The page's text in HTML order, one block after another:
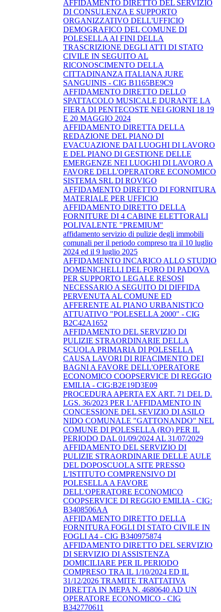
AFFIDAMENTO DIRETTO DEL SERVIZIO
DI CONSULENZA E SUPPORTO
ORGANIZZATIVO DELL'UFFICIO
DEMOGRAFICO DEL COMUNE DI
POLESELLA AI FINI DELLA
TRASCRIZIONE DEGLI ATTI DI STATO
CIVILE IN SEGUITO AL
RICONOSCIMENTO DELLA
CITTADINANZA ITALIANA JURE
SANGUINIS - CIG B1165BE9C9
AFFIDAMENTO DIRETTO DELLO
SPATTACOLO MUSICALE DURANTE LA
FIERA DI PENTECOSTE NEI GIORNI 18 19
E 20 MAGGIO 2024
AFFIDAMENTO DIRETTA DELLA
REDAZIONE DEL PIANO DI
EVACUAZIONE DAI LUOGHI DI LAVORO
E DEL PIANO DI GESTIONE DELLE
EMERGENZE NEI LUOGHI DI LAVORO A
FAVORE DELL'OPERATORE ECONOMICO
SISTEMA SRL DI ROVIGO
AFFIDAMENTO DIRETTO DI FORNITURA
MATERIALE PER UFFICIO
AFFIDAMENTO DIRETTO DELLA
FORNITURE DI 4 CABINE ELETTORALI
POLIVALENTE "PREMIUM"
affidamento servizio di pulizie degli immobili
comunali per il periodo compreso tra il 10 luglio
2024 ed il 9 luglio 2025
AFFIDAMENTO INCARICO ALLO STUDIO
DOMENICHELLI DEL FORO DI PADOVA
PER SUPPORTO LEGALE RESOSI
NECESSARIO A SEGUITO DI DIFFIDA
PERVENUTA AL COMUNE ED
AFFERENTE AL PIANO URBANISTICO
ATTUATIVO "POLESELLA 2000" - CIG
B2C42A1652
AFFIDAMENTO DEL SERVIZIO DI
PULIZIE STRAORDINARIE DELLA
SCUOLA PRIMARIA DI POLESELLA
CAUSA LAVORI DI RIFACIMENTO DEI
BAGNI A FAVORE DELL'OPERATORE
ECONOMICO COOPSERVICE DI REGGIO
EMILIA - CIG:B2E19D3E09
PROCEDURA APERTA EX ART. 71 DEL D.
LGS. 36/2023 PER L'AFFIDAMENTO IN
CONCESSIONE DEL SEVIZIO DI ASILO
NIDO COMUNALE "GATTONANDO" NEL
COMUNE DI POLESELLA (RO) PER IL
PERIODO DAL 01/09/2024 AL 31/07/2029
AFFIDAMENTO DEL SERVIZIO DI
PULIZIE STRAORDINARIE DELLE AULE
DEL DOPOSCUOLA SITE PRESSO
L'ISTITUTO COMPRENSIVO DI
POLESELLA A FAVORE
DELL'OPERATORE ECONOMICO
COOPSERVICE DI REGGIO EMILIA - CIG:
B3408506AA
AFFIDAMENTO DIRETTO DELLA
FORNITURA FOGLI DI STATO CIVILE IN
FOGLI A4 - CIG B340975874
AFFIDAMENTO DIRETTO DEL SERVIZIO
DI SERVIZIO DI ASSISTENZA
DOMICILIARE PER IL PERIODO
COMPRESO TRA IL 1/10/2024 ED IL
31/12/2026 TRAMITE TRATTATIVA
DIRETTA IN MEPA N. 4680640 AD UN
OPERATORE ECONOMICO - CIG
B342770611